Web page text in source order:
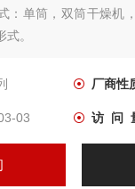
：单筒，双筒干燥机
。
厂商性
03 访 问